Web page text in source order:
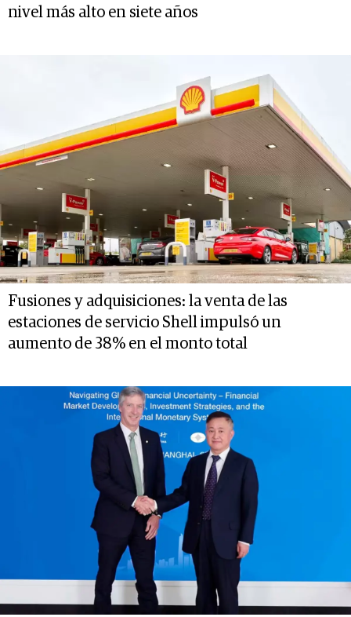
nivel más alto en siete años
Fusiones y adquisiciones: la venta de las
estaciones de servicio Shell impulsó un
aumento de 38% en el monto total